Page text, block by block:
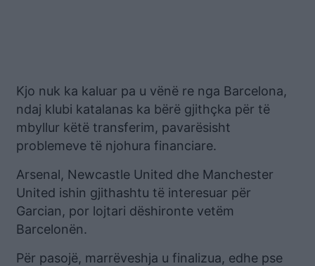
Kjo nuk ka kaluar pa u vënë re nga Barcelona,
ndaj klubi katalanas ka bërë gjithçka për të
mbyllur këtë transferim, pavarësisht
problemeve të njohura financiare.
Arsenal, Newcastle United dhe Manchester
United ishin gjithashtu të interesuar për
Garcian, por lojtari dëshironte vetëm
Barcelonën.
Për pasojë, marrëveshja u finalizua, edhe pse